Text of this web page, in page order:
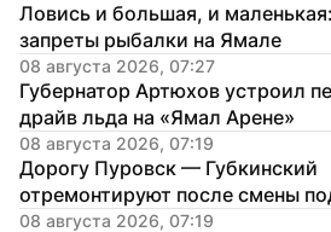
Ловись и большая, и
запреты рыбалки на Ямале
08 августа 2026, 07:27
Губернатор Артюхов устроил
драйв льда на «Ямал Арене»
08 августа 2026, 07:19
Дорогу Пуровск — Губкинский
отремонтируют после смены
08 августа 2026, 07:19